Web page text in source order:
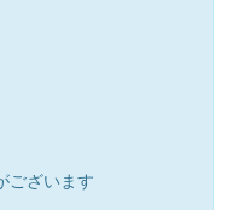
ございます